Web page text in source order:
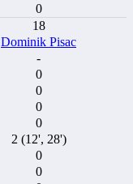
0
18
Dominik Pisac
-
0
0
0
0
2 (12', 28')
0
0